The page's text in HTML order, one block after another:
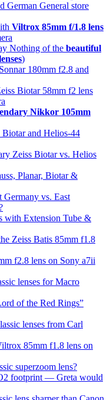
German General store
Viltrox 85mm f/1.8 lens
Nothing of the beautiful
)
180mm f2.8 and
Biotar 58mm f2 lens
Nikkor 105mm
Biotar and Helios-44
Zeiss Biotar vs. Helios
Planar, Biotar &
Germany vs. East
with Extension Tube &
Zeiss Batis 85mm f1.8
f2.8 lens on Sony a7ii
lenses for Macro
of the Red Rings”
lenses from Carl
85mm f1.8 lens on
superzoom lens?
footprint — Greta would